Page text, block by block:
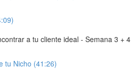
a tu cliente ideal - Semana 3 + 4
tu Nicho (41:26)